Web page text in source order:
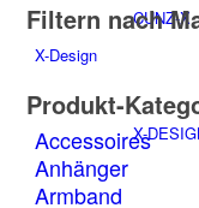
CUNZ-X
X-
Filtern nach
X-Design
Produkt-
Accessoires
Anhänger
Armband